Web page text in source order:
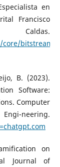
en
Francisco
B. (2023).
Software:
Computer
on
Journal of